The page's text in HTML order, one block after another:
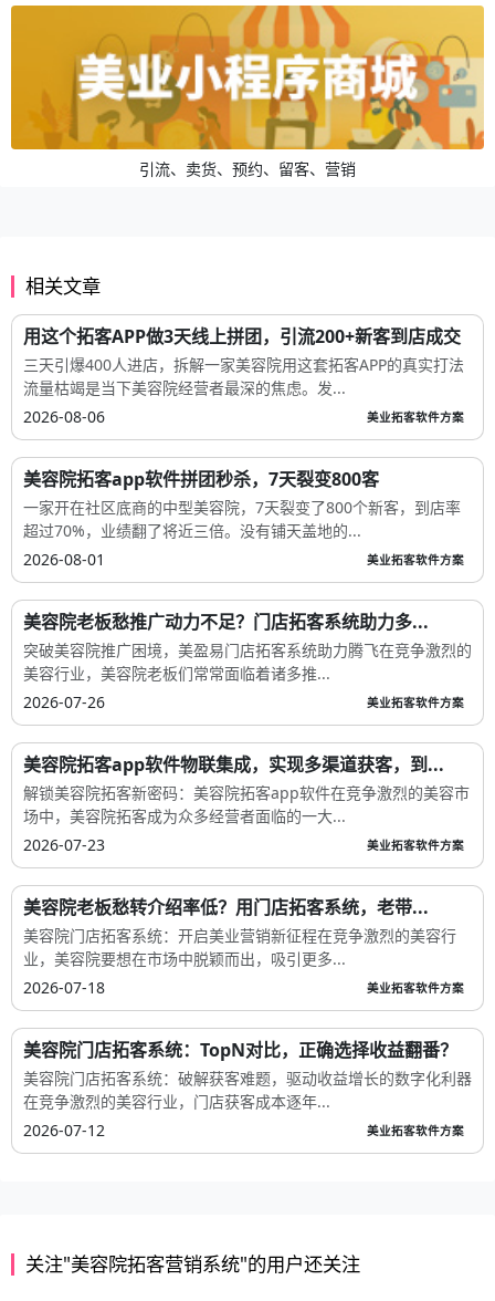
引流、卖货、预约、留客、营销
相关文章
用这个拓客APP做3天线上拼团，引流200+新客到店成交
三天引爆400人进店，拆解一家美容院用这套拓客APP的真实打法
流量枯竭是当下美容院经营者最深的焦虑。发...
2026-08-06
美业拓客软件方案
美容院拓客app软件拼团秒杀，7天裂变800客
一家开在社区底商的中型美容院，7天裂变了800个新客，到店率
超过70%，业绩翻了将近三倍。没有铺天盖地的...
2026-08-01
美业拓客软件方案
美容院老板愁推广动力不足？门店拓客系统助力多...
突破美容院推广困境，美盈易门店拓客系统助力腾飞在竞争激烈的
美容行业，美容院老板们常常面临着诸多推...
2026-07-26
美业拓客软件方案
美容院拓客app软件物联集成，实现多渠道获客，到...
解锁美容院拓客新密码：美容院拓客app软件在竞争激烈的美容市
场中，美容院拓客成为众多经营者面临的一大...
2026-07-23
美业拓客软件方案
美容院老板愁转介绍率低？用门店拓客系统，老带...
美容院门店拓客系统：开启美业营销新征程在竞争激烈的美容行
业，美容院要想在市场中脱颖而出，吸引更多...
2026-07-18
美业拓客软件方案
美容院门店拓客系统：TopN对比，正确选择收益翻番？
美容院门店拓客系统：破解获客难题，驱动收益增长的数字化利器
在竞争激烈的美容行业，门店获客成本逐年...
2026-07-12
美业拓客软件方案
关注"美容院拓客营销系统"的用户还关注